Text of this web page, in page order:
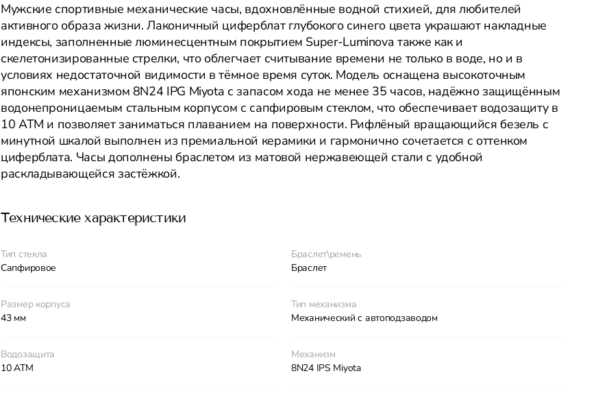
Мужские спортивные механические часы, вдохновлённые водной стихией, для любителей
активного образа жизни. Лаконичный циферблат глубокого синего цвета украшают накладные
индексы, заполненные люминесцентным покрытием Super-Luminova также как и
скелетонизированные стрелки, что облегчает считывание времени не только в воде, но и в
условиях недостаточной видимости в тёмное время суток. Модель оснащена высокоточным
японским механизмом 8N24 IPG Miyota с запасом хода не менее 35 часов, надёжно защищённым
водонепроницаемым стальным корпусом с сапфировым стеклом, что обеспечивает водозащиту в
10 АТМ и позволяет заниматься плаванием на поверхности. Рифлёный вращающийся безель с
минутной шкалой выполнен из премиальной керамики и гармонично сочетается с оттенком
циферблата. Часы дополнены браслетом из матовой нержавеющей стали с удобной
раскладывающейся застёжкой.
Технические характеристики
Тип стекла
Сапфировое
Браслет\ремень
Браслет
Размер корпуса
43 мм
Тип механизма
Механический с автоподзаводом
Водозащита
10 ATM
Механизм
8N24 IPS Miyota